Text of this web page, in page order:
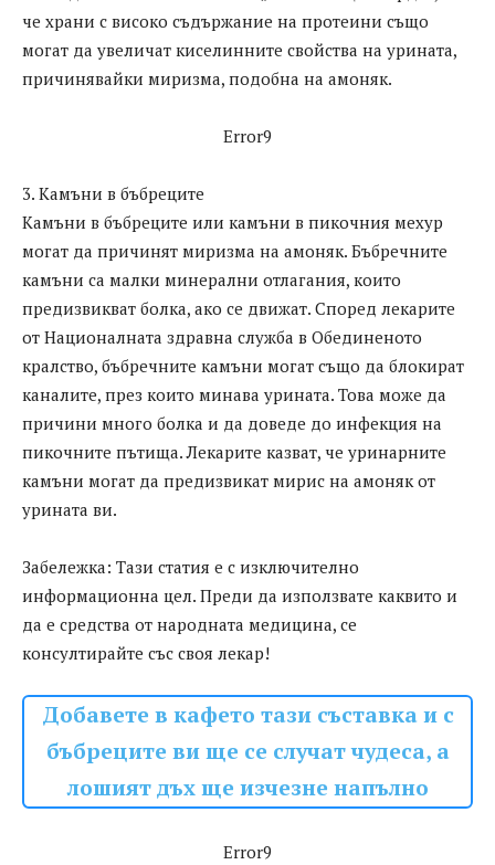
че храни с високо съдържание на протеини също
могат да увеличат киселинните свойства на урината,
причинявайки миризма, подобна на амоняк.
Error9
3. Камъни в бъбреците
Камъни в бъбреците или камъни в пикочния мехур
могат да причинят миризма на амоняк. Бъбречните
камъни са малки минерални отлагания, които
предизвикват болка, ако се движат. Според лекарите
от Националната здравна служба в Обединеното
кралство, бъбречните камъни могат също да блокират
каналите, през които минава урината. Това може да
причини много болка и да доведе до инфекция на
пикочните пътища. Лекарите казват, че уринарните
камъни могат да предизвикат мирис на амоняк от
урината ви.
Забележка: Тази статия е с изключително
информационна цел. Преди да използвате каквито и
да е средства от народната медицина, се
консултирайте със своя лекар!
Добавете в кафето тази съставка и с
бъбреците ви ще се случат чудеса, а
лошият дъх ще изчезне напълно
Error9